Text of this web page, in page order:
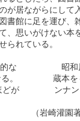
が居ながらにして
書館に足を運び、
、思いがけない本
られている。
な　　   　 昭
。　  　　蔵本
が　  　　ンナン
　（岩崎灌園著